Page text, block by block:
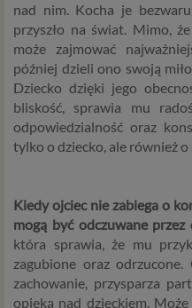
nad nim. Kocha je
przyszło na świat. Mimo,
może zajmować
później dzieli ono swoją
Dziecko dzięki jego
bliskość, sprawia mu
odpowiedzialność oraz
tylko o dziecko, ale również
Kiedy ojciec nie zabiega o
mogą być odczuwane przez
która sprawia, że mu
zagubione oraz
zachowanie, przysparza
opieką nad dzieckiem.